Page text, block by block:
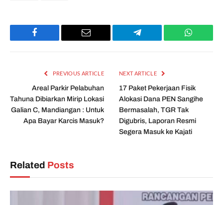
Facebook Email Telegram
PREVIOUS ARTICLE
Areal Parkir Pelabuhan
Tahuna Dibiarkan Mirip Lokasi
Galian C, Mandiangan : Untuk
Apa Bayar Karcis Masuk?
NEXT ARTICLE
17 Paket Pekerjaan Fisik
Alokasi Dana PEN Sangihe
Bermasalah, TGR Tak
Digubris, Laporan Resmi
Segera Masuk ke Kajati
Related Posts